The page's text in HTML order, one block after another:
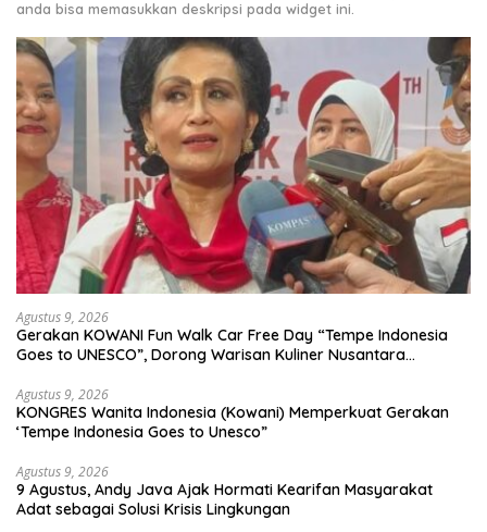
anda bisa memasukkan deskripsi pada widget ini.
Agustus 9, 2026
Gerakan KOWANI Fun Walk Car Free Day “Tempe Indonesia
Goes to UNESCO”, Dorong Warisan Kuliner Nusantara
Agustus 9, 2026
KONGRES Wanita Indonesia (Kowani) Memperkuat Gerakan
‘Tempe Indonesia Goes to Unesco”
Agustus 9, 2026
9 Agustus, Andy Java Ajak Hormati Kearifan Masyarakat
Adat sebagai Solusi Krisis Lingkungan